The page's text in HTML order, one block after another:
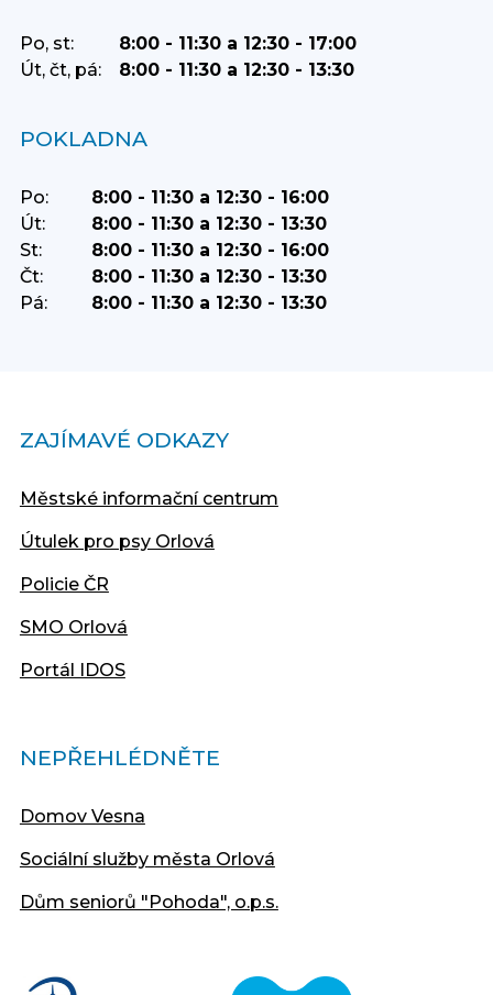
Po, st:
8:00 - 11:30 a 12:30 - 17:00
Út, čt, pá:
8:00 - 11:30 a 12:30 - 13:30
POKLADNA
Po:
8:00 - 11:30 a 12:30 - 16:00
Út:
8:00 - 11:30 a 12:30 - 13:30
St:
8:00 - 11:30 a 12:30 - 16:00
Čt:
8:00 - 11:30 a 12:30 - 13:30
Pá:
8:00 - 11:30 a 12:30 - 13:30
ZAJÍMAVÉ ODKAZY
Městské informační centrum
Útulek pro psy Orlová
Policie ČR
SMO Orlová
Portál IDOS
NEPŘEHLÉDNĚTE
Domov Vesna
Sociální služby města Orlová
Dům seniorů "Pohoda", o.p.s.